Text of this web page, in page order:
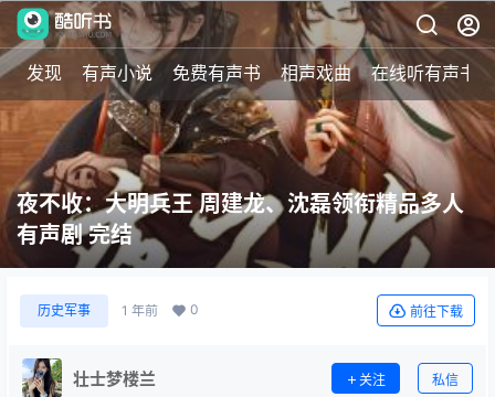
发现 有声小说 免费有声书 相声戏曲 在线听有声书
夜不收：大明兵王 周建龙、沈磊领衔精品多人
有声剧 完结
历史军事 1 年前 0 前往下载
壮士梦楼兰 关注 私信